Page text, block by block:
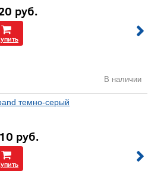
руб.
В наличии
темно-серый
руб.